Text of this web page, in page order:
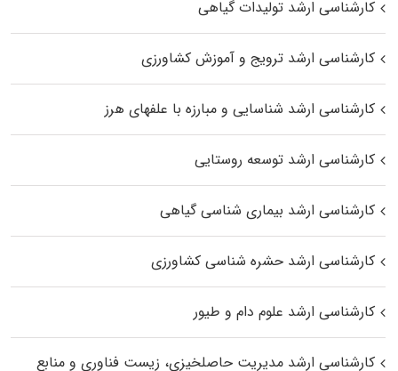
کارشناسی ارشد تولیدات گیاهی
کارشناسی ارشد ترویج و آموزش کشاورزی
کارشناسی ارشد شناسایی و مبارزه با علفهای هرز
کارشناسی ارشد توسعه روستایی
کارشناسی ارشد بیماری‌ شناسی گیاهی
کارشناسی ارشد حشره‌ شناسی کشاورزی
کارشناسی ارشد علوم دام و طیور
کارشناسی ارشد مدیریت حاصلخیزی، زیست فناوری و منابع